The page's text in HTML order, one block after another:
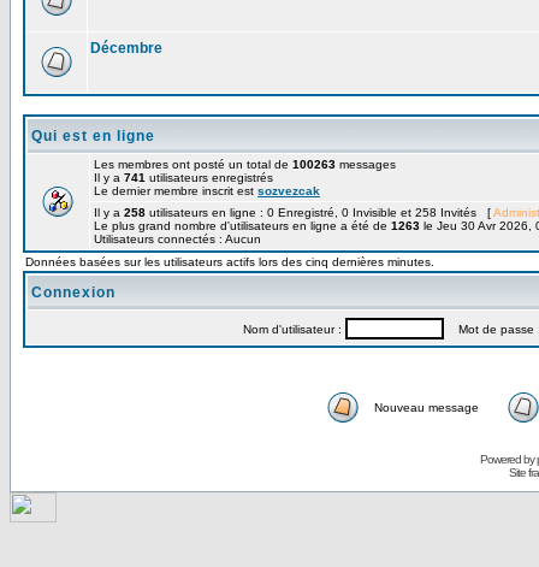
Décembre
Qui est en ligne
Les membres ont posté un total de 100263 messages
Il y a 741 utilisateurs enregistrés
Le dernier membre inscrit est sozvezcak
Il y a 258 utilisateurs en ligne : 0 Enregistré, 0 Invisible et 258 Invités [
Le plus grand nombre d'utilisateurs en ligne a été de 1263 le Jeu 30 Avr 2026,
Utilisateurs connectés : Aucun
Données basées sur les utilisateurs actifs lors des cinq dernières minutes.
Connexion
Nom d'utilisateur : Mot de passe
Nouveau message
Powered by
Site